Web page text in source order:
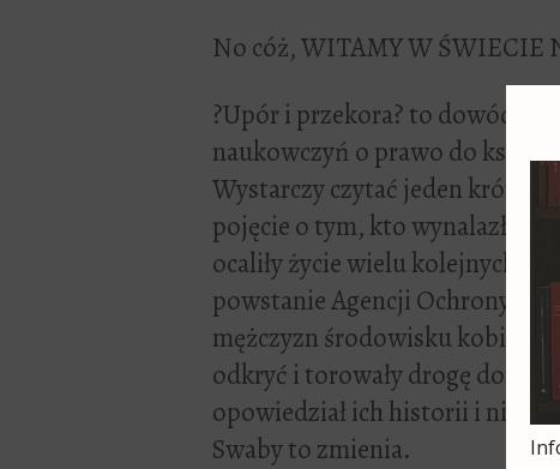
No cóż, WITAMY W ŚWIECIE
?Upór i przekora? to dowód w
naukowczyń o prawo do
Wystarczy czytać jeden krótki
pojęcie o tym, kto wynalazł
ocaliły życie wielu kolejnych
powstanie Agencji Ochrony
mężczyzn środowisku kobiety
odkryć i torowały drogę do
opowiedział ich historii i nie
Swaby to zmienia.